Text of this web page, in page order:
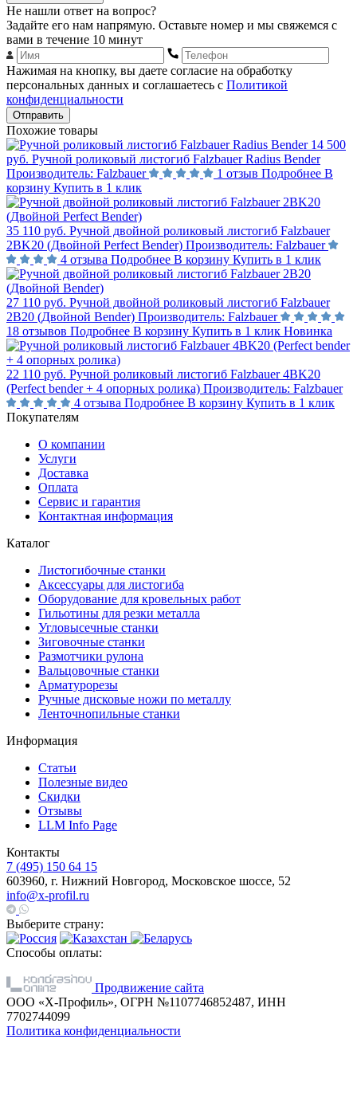
Не нашли ответ на вопрос?
Задайте его нам напрямую. Оставьте номер и мы свяжемся с
вами в течение 10 минут
Нажимая на кнопку, вы даете согласие на обработку
персональных данных и соглашаетесь с Политикой
конфиденциальности
Отправить
Похожие товары
14 500
руб. Ручной роликовый листогиб Falzbauer Radius Bender
Производитель: Falzbauer 1 отзыв Подробнее В
корзину Купить в 1 клик
35 110 руб. Ручной двойной роликовый листогиб Falzbauer
2BK20 (Двойной Perfect Bender) Производитель: Falzbauer
4 отзыва Подробнее В корзину Купить в 1 клик
27 110 руб. Ручной двойной роликовый листогиб Falzbauer
2B20 (Двойной Bender) Производитель: Falzbauer
18 отзывов Подробнее В корзину Купить в 1 клик Новинка
22 110 руб. Ручной роликовый листогиб Falzbauer 4BK20
(Perfect bender + 4 опорных ролика) Производитель: Falzbauer
4 отзыва Подробнее В корзину Купить в 1 клик
Покупателям
О компании
Услуги
Доставка
Оплата
Сервис и гарантия
Контактная информация
Каталог
Листогибочные станки
Аксессуары для листогиба
Оборудование для кровельных работ
Гильотины для резки металла
Угловысечные станки
Зиговочные станки
Размотчики рулона
Вальцовочные станки
Арматурорезы
Ручные дисковые ножи по металлу
Ленточнопильные станки
Информация
Статьи
Полезные видео
Скидки
Отзывы
LLM Info Page
Контакты
7 (495) 150 64 15
603960, г. Нижний Новгород, Московское шоссе, 52
info@x-profil.ru
Выберите страну:
Способы оплаты:
Продвижение сайта
ООО «Х-Профиль», ОГРН №1107746852487, ИНН
7702744099
Политика конфиденциальности